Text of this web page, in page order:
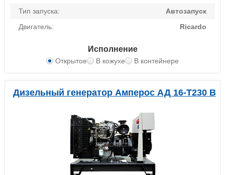
Тип запуска:
Автозапуск
Двигатель:
Ricardo
Исполнение
Открытое В кожухе В контейнере
Дизельный генератор Амперос АД 16-Т230 B